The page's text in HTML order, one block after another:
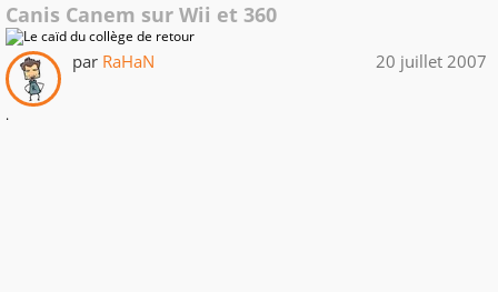
Canis Canem sur Wii et 360
par RaHaN 20 juillet 2007
.